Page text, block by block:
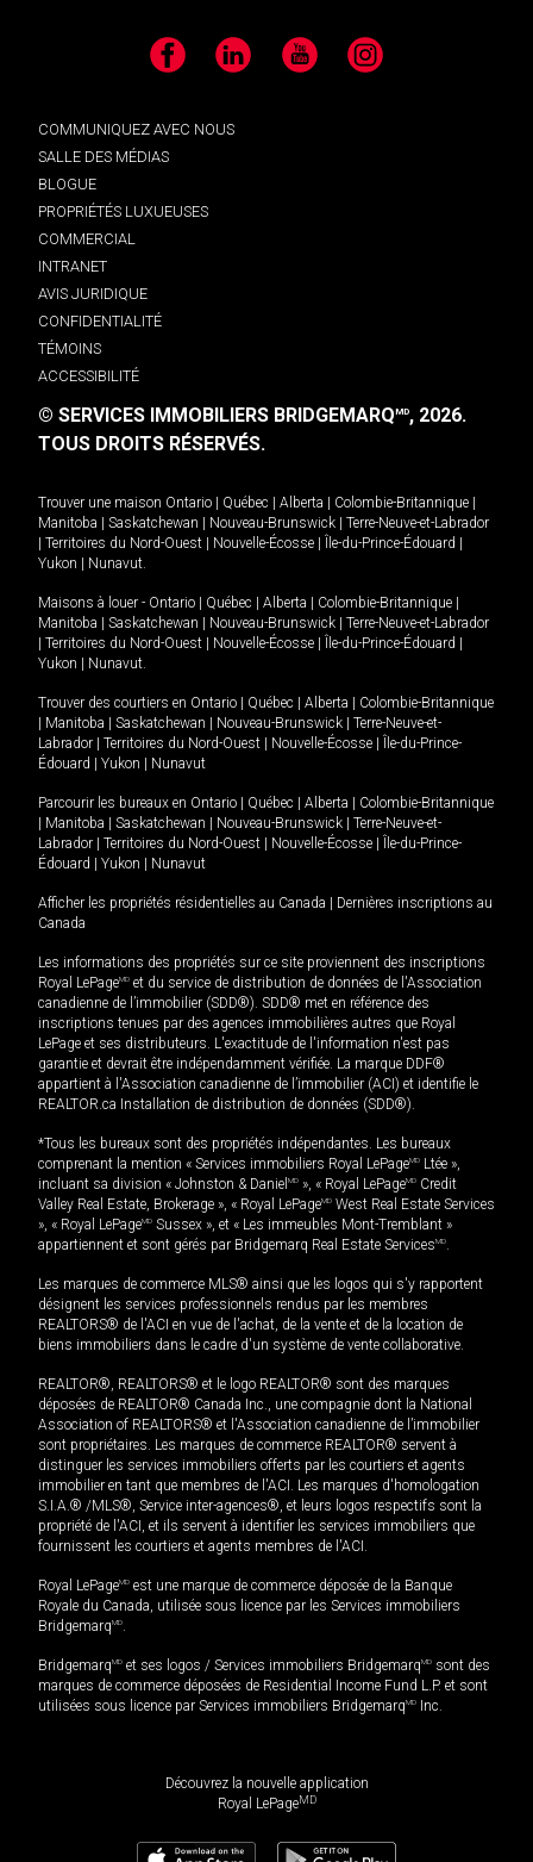
Facebook LinkedIn YouTube Instagram
COMMUNIQUEZ AVEC NOUS
SALLE DES MÉDIAS
BLOGUE
PROPRIÉTÉS LUXUEUSES
COMMERCIAL
INTRANET
AVIS JURIDIQUE
CONFIDENTIALITÉ
TÉMOINS
ACCESSIBILITÉ
© SERVICES IMMOBILIERS BRIDGEMARQMD, 2026.
TOUS DROITS RÉSERVÉS.
Trouver une maison Ontario Québec Alberta Colombie-Britannique
Manitoba
Saskatchewan Nouveau-Brunswick
Terre-Neuve-et-Labrador
Territoires du Nord-Ouest Nouvelle-Écosse Île-du-Prince-Édouard
Yukon
Nunavut.
Maisons à louer - Ontario Québec Alberta Colombie-Britannique
Manitoba
Saskatchewan Nouveau-Brunswick
Terre-Neuve-et-Labrador
Territoires du Nord-Ouest Nouvelle-Écosse Île-du-Prince-Édouard
Yukon
Nunavut.
Trouver des courtiers en Ontario Québec Alberta
Colombie-Britannique
Manitoba Saskatchewan Nouveau-Brunswick
Terre-Neuve-et-
Labrador
Territoires du Nord-Ouest Nouvelle-Écosse
Île-du-Prince-
Édouard
Yukon Nunavut
Parcourir les bureaux en Ontario Québec Alberta
Colombie-Britannique
Manitoba Saskatchewan Nouveau-Brunswick
Terre-Neuve-et-
Labrador
Territoires du Nord-Ouest Nouvelle-Écosse
Île-du-Prince-
Édouard
Yukon Nunavut
Afficher les propriétés résidentielles au Canada
Dernières inscriptions au
Canada
Les informations des propriétés sur ce site proviennent des inscriptions
Royal LePageMD et du service de distribution de données de l'Association
canadienne de l’immobilier (SDD®). SDD® met en référence des
inscriptions tenues par des agences immobilières autres que Royal
LePage et ses distributeurs. L'exactitude de l'information n'est pas
garantie et devrait être indépendamment vérifiée. La marque DDF®
appartient à l'Association canadienne de l’immobilier (ACI) et identifie le
REALTOR.ca Installation de distribution de données (SDD®).
*Tous les bureaux sont des propriétés indépendantes. Les bureaux
comprenant la mention « Services immobiliers Royal LePageMD Ltée »,
incluant sa division « Johnston & Daniel MD », « Royal LePageMD Credit
Valley Real Estate, Brokerage », « Royal LePageMD West Real Estate Services
», « Royal LePageMD Sussex », et « Les immeubles Mont-Tremblant »
appartiennent et sont gérés par Bridgemarq Real Estate ServicesMD.
Les marques de commerce MLS® ainsi que les logos qui s'y rapportent
désignent les services professionnels rendus par les membres
REALTORS® de l'ACI en vue de l'achat, de la vente et de la location de
biens immobiliers dans le cadre d'un système de vente collaborative.
REALTOR®, REALTORS® et le logo REALTOR® sont des marques
déposées de REALTOR® Canada Inc., une compagnie dont la National
Association of REALTORS® et l'Association canadienne de l’immobilier
sont propriétaires. Les marques de commerce REALTOR® servent à
distinguer les services immobiliers offerts par les courtiers et agents
immobilier en tant que membres de l'ACI. Les marques d'homologation
S.I.A.® /MLS®, Service inter-agences®, et leurs logos respectifs sont la
propriété de l'ACI, et ils servent à identifier les services immobiliers que
fournissent les courtiers et agents membres de l'ACI.
Royal LePageMD est une marque de commerce déposée de la Banque
Royale du Canada, utilisée sous licence par les Services immobiliers
BridgemarqMD.
BridgemarqMD et ses logos / Services immobiliers BridgemarqMD sont des
marques de commerce déposées de Residential Income Fund L.P. et sont
utilisées sous licence par Services immobiliers BridgemarqMD Inc.
Découvrez la nouvelle application
Royal LePageMD